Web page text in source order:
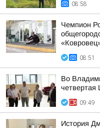
08:58
Чемпион
08:51
Во
четвертая
09:49
История